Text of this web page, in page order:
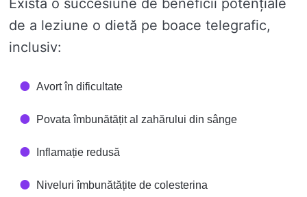
de a leziune o dietă pe boace telegrafic,
inclusiv:
Avort în dificultate
Povata îmbunătățit al zahărului din sânge
Inflamație redusă
Niveluri îmbunătățite de colesterina